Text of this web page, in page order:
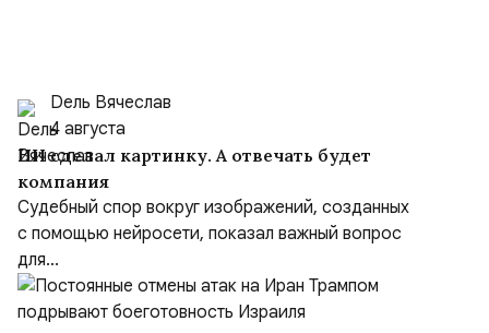
Dель Вячеслав
4 августа
ИИ сделал картинку. А отвечать будет
компания
Судебный спор вокруг изображений, созданных
с помощью нейросети, показал важный вопрос
для...